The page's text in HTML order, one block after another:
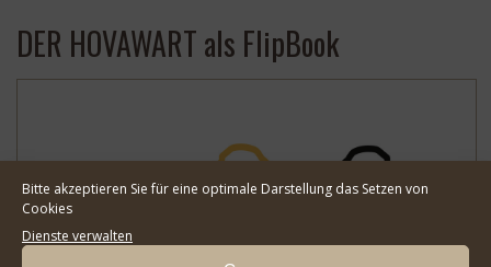
Bitte akzeptieren Sie für eine optimale Darstellung das Setzen von
Cookies
Dienste verwalten
DER HOVAWART als FlipBook